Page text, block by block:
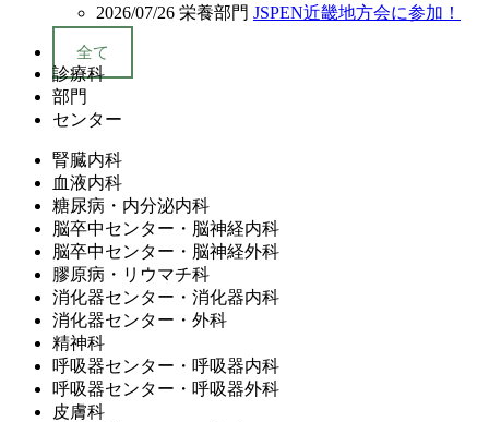
2026/07/26 栄養部門 JSPEN近畿地方会に参加！
全て
診療科
部門
センター
腎臓内科
血液内科
糖尿病・内分泌内科
脳卒中センター・脳神経内科
脳卒中センター・脳神経外科
膠原病・リウマチ科
消化器センター・消化器内科
消化器センター・外科
精神科
呼吸器センター・呼吸器内科
呼吸器センター・呼吸器外科
皮膚科